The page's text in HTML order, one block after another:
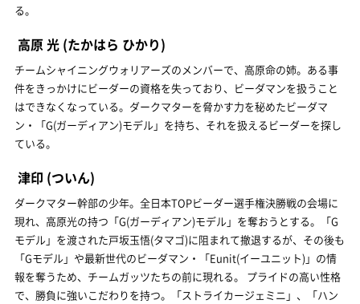
る。
高原 光 (たかはら ひかり)
チームシャイニングウォリアーズのメンバーで、高原命の姉。ある事
件をきっかけにビーダーの資格を失っており、ビーダマンを扱うこと
はできなくなっている。ダークマターを脅かす力を秘めたビーダマ
ン・「G(ガーディアン)モデル」を持ち、それを扱えるビーダーを探し
ている。
津印 (ついん)
ダークマター幹部の少年。全日本TOPビーダー選手権決勝戦の会場に
現れ、高原光の持つ「G(ガーディアン)モデル」を奪おうとする。「G
モデル」を渡された戸坂玉悟(タマゴ)に阻まれて撤退するが、その後も
「Gモデル」や最新世代のビーダマン・「Eunit(イーユニット)」の情
報を奪うため、チームガッツたちの前に現れる。 プライドの高い性格
で、勝負に強いこだわりを持つ。「ストライカージェミニ」、「ハン